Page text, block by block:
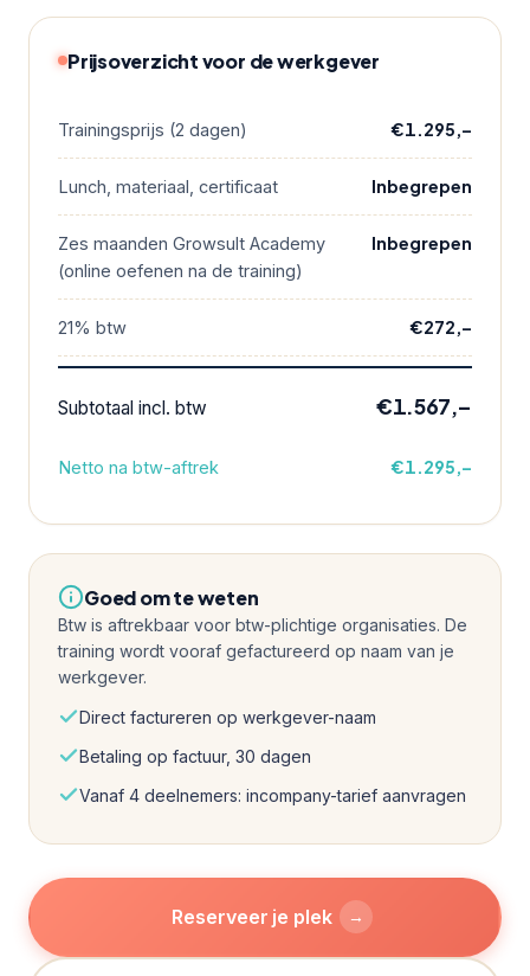
Prijsoverzicht voor de werkgever
Trainingsprijs (2 dagen) €1.295,–
Lunch, materiaal, certificaat Inbegrepen
Zes maanden Growsult Academy
(online oefenen na de training)
Inbegrepen
21% btw €272,–
Subtotaal incl. btw €1.567,–
Netto na btw-aftrek €1.295,–
Goed om te weten
Btw is aftrekbaar voor btw-plichtige organisaties. De
training wordt vooraf gefactureerd op naam van je
werkgever.
Direct factureren op werkgever-naam
Betaling op factuur, 30 dagen
Vanaf 4 deelnemers: incompany-tarief aanvragen
Reserveer je plek →